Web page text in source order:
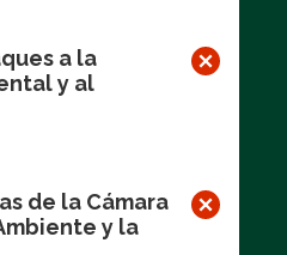
a la
y al
de la Cámara
y la